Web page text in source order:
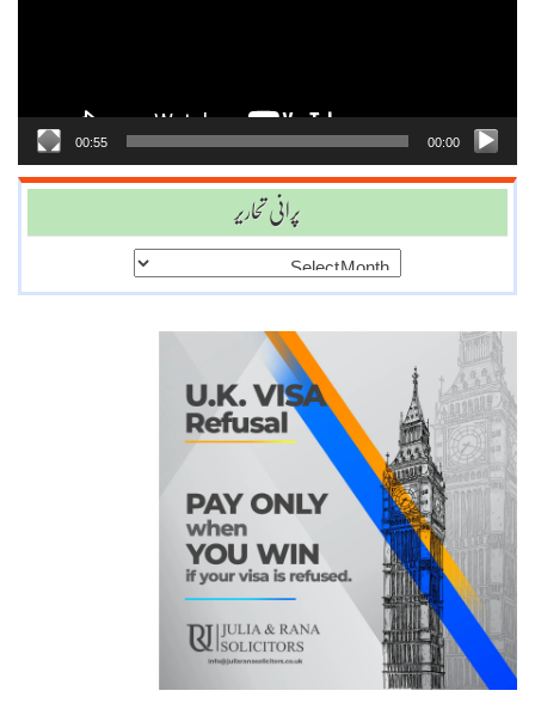
00:00
00:55
پرانی تحاریر